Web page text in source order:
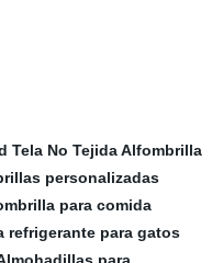
Tela No Tejida Alfombrilla
personalizadas
para comida
refrigerante para gatos